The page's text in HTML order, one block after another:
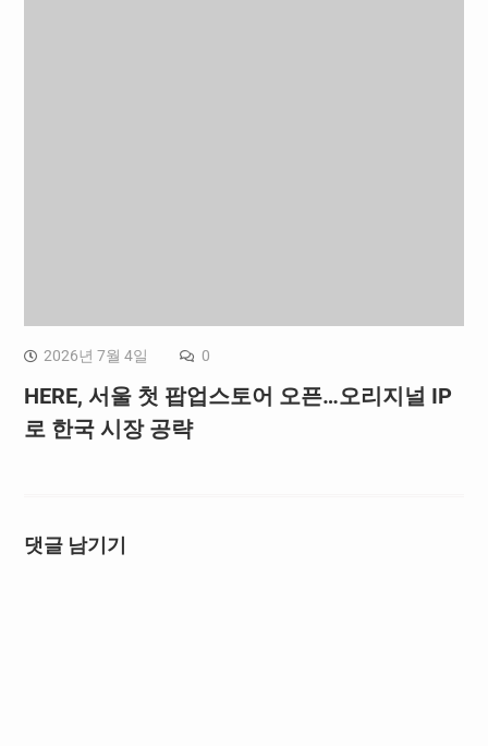
2026년 7월 4일 0
HERE, 서울 첫 팝업스토어 오픈…오리지널 IP
로 한국 시장 공략
댓글 남기기